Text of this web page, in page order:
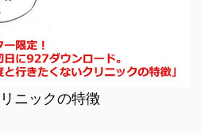
ニックの特徴